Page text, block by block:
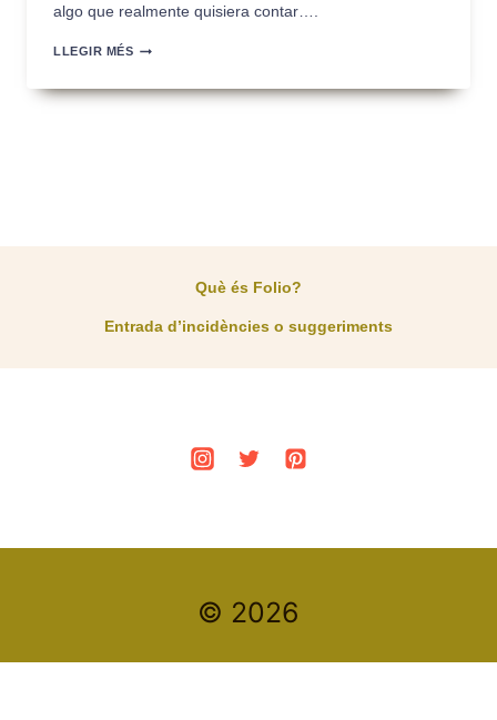
algo que realmente quisiera contar….
LLEGIR MÉSPEC2
ESCENIFICADA
Què és Folio?
Entrada d’incidències o suggeriments
© 2026